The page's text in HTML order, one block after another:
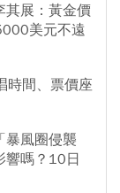
其展：黃金價
美元不遠
時間、票價座
暴風圈侵襲
響嗎？10日